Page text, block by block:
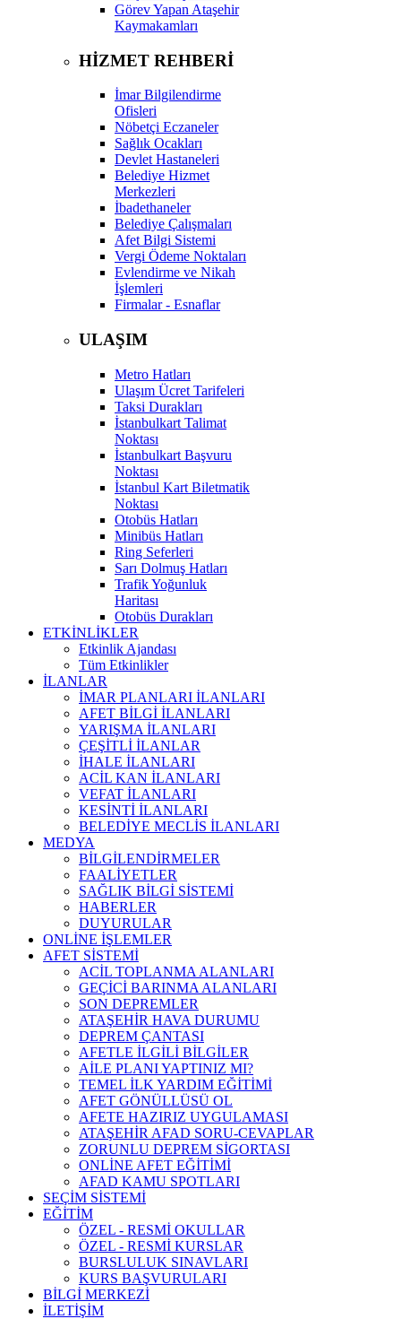
Görev Yapan Ataşehir
Kaymakamları
HİZMET REHBERİ
İmar Bilgilendirme
Ofisleri
Nöbetçi Eczaneler
Sağlık Ocakları
Devlet Hastaneleri
Belediye Hizmet
Merkezleri
İbadethaneler
Belediye Çalışmaları
Afet Bilgi Sistemi
Vergi Ödeme Noktaları
Evlendirme ve Nikah
İşlemleri
Firmalar - Esnaflar
ULAŞIM
Metro Hatları
Ulaşım Ücret Tarifeleri
Taksi Durakları
İstanbulkart Talimat
Noktası
İstanbulkart Başvuru
Noktası
İstanbul Kart Biletmatik
Noktası
Otobüs Hatları
Minibüs Hatları
Ring Seferleri
Sarı Dolmuş Hatları
Trafik Yoğunluk
Haritası
Otobüs Durakları
ETKİNLİKLER
Etkinlik Ajandası
Tüm Etkinlikler
İLANLAR
İMAR PLANLARI İLANLARI
AFET BİLGİ İLANLARI
YARIŞMA İLANLARI
ÇEŞİTLİ İLANLAR
İHALE İLANLARI
ACİL KAN İLANLARI
VEFAT İLANLARI
KESİNTİ İLANLARI
BELEDİYE MECLİS İLANLARI
MEDYA
BİLGİLENDİRMELER
FAALİYETLER
SAĞLIK BİLGİ SİSTEMİ
HABERLER
DUYURULAR
ONLİNE İŞLEMLER
AFET SİSTEMİ
ACİL TOPLANMA ALANLARI
GEÇİCİ BARINMA ALANLARI
SON DEPREMLER
ATAŞEHİR HAVA DURUMU
DEPREM ÇANTASI
AFETLE İLGİLİ BİLGİLER
AİLE PLANI YAPTINIZ MI?
TEMEL İLK YARDIM EĞİTİMİ
AFET GÖNÜLLÜSÜ OL
AFETE HAZIRIZ UYGULAMASI
ATAŞEHİR AFAD SORU-CEVAPLAR
ZORUNLU DEPREM SİGORTASI
ONLİNE AFET EĞİTİMİ
AFAD KAMU SPOTLARI
SEÇİM SİSTEMİ
EĞİTİM
ÖZEL - RESMİ OKULLAR
ÖZEL - RESMİ KURSLAR
BURSLULUK SINAVLARI
KURS BAŞVURULARI
BİLGİ MERKEZİ
İLETİŞİM